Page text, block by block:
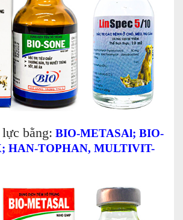
bằng: BIO-METASAl; BIO-
HAN-TOPHAN, MULTIVIT-